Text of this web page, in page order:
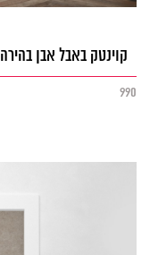
קוינטק באבל אבן בהירה IPW561
990